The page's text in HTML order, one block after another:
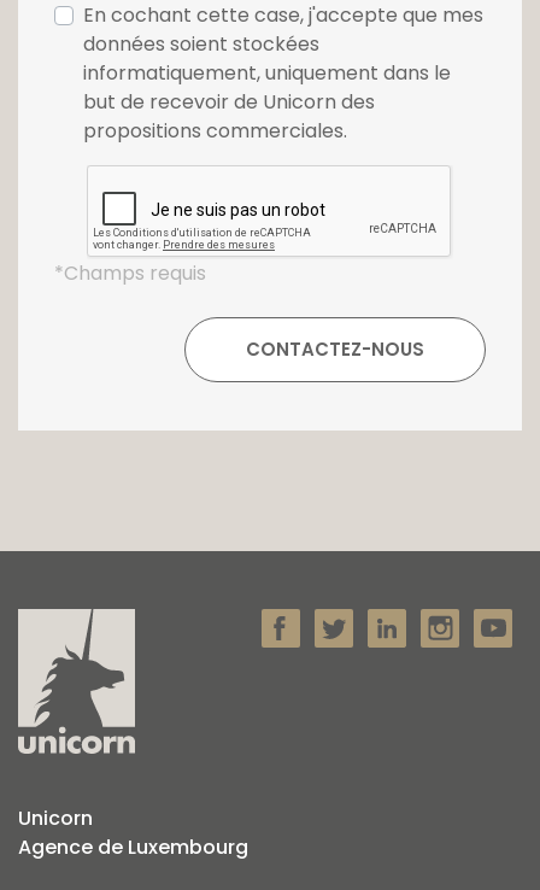
En cochant cette case, j'accepte que mes
données soient stockées
informatiquement, uniquement dans le
but de recevoir de Unicorn des
propositions commerciales.
*Champs requis
Unicorn
Agence de Luxembourg